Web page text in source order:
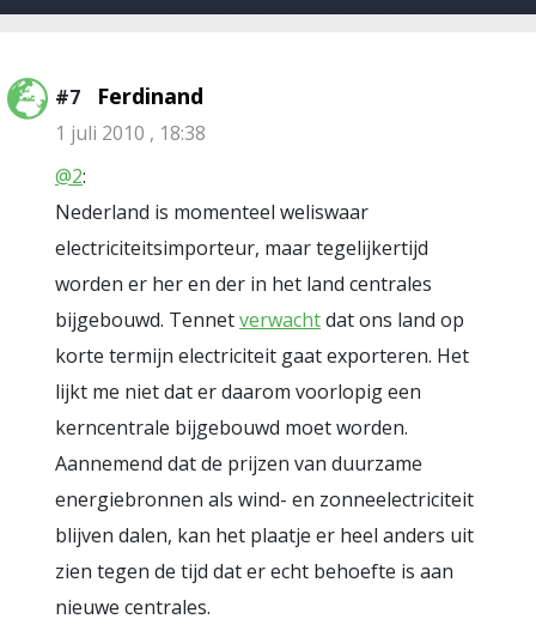
#7 Ferdinand
1 juli 2010 , 18:38
@2:
Nederland is momenteel weliswaar
electriciteitsimporteur, maar tegelijkertijd
worden er her en der in het land centrales
bijgebouwd. Tennetverwachtdat ons land op
korte termijn electriciteit gaat exporteren. Het
lijkt me niet dat er daarom voorlopig een
kerncentrale bijgebouwd moet worden.
Aannemend dat de prijzen van duurzame
energiebronnen als wind- en zonneelectriciteit
blijven dalen, kan het plaatje er heel anders uit
zien tegen de tijd dat er echt behoefte is aan
nieuwe centrales.